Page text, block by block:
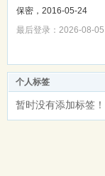
保密，2016-05-24
最后登录：2026-08-05
个人标签
暂时没有添加标签！